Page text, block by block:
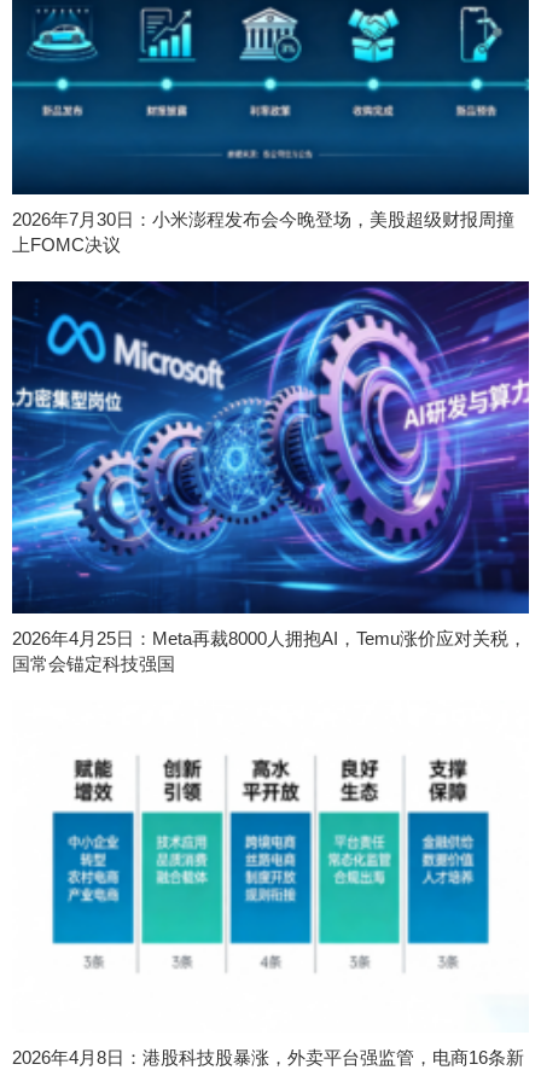
2026年7月30日：小米澎程发布会今晚登场，美股超级财报周撞
上FOMC决议
2026年4月25日：Meta再裁8000人拥抱AI，Temu涨价应对关税，
国常会锚定科技强国
2026年4月8日：港股科技股暴涨，外卖平台强监管，电商16条新